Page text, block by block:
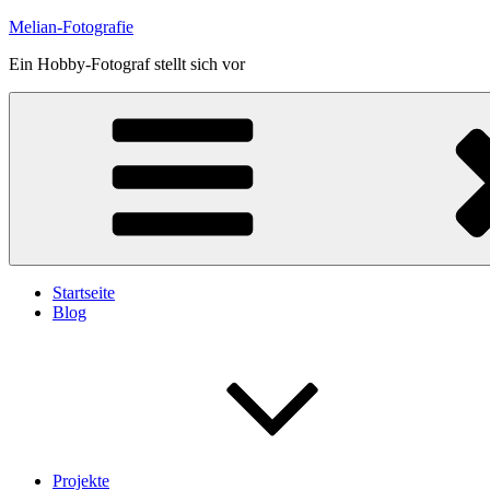
Skip
content
Melian-Fotografie
Ein Hobby-Fotograf stellt sich vor
Startseite
Blog
Projekte